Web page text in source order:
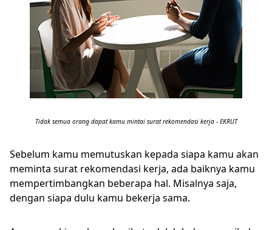
Tidak semua orang dapat kamu mintai surat rekomendasi kerja - EKRUT
Sebelum kamu memutuskan kepada siapa kamu akan
meminta surat rekomendasi kerja, ada baiknya kamu
mempertimbangkan beberapa hal. Misalnya saja,
dengan siapa dulu kamu bekerja sama.